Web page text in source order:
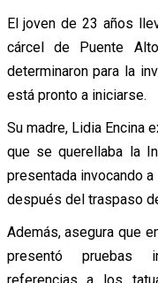
El joven de 23 años
cárcel de Puente
determinaron para la
está pronto a iniciarse.
Su madre, Lidia Encina
que se querellaba la
presentada invocando
después del traspaso
Además, asegura que
presentó pruebas
referencias a los